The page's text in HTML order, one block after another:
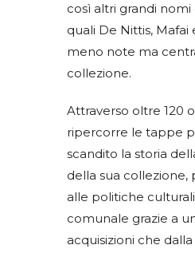
così altri grandi nomi
quali De Nittis, Mafai
meno note ma
collezione.
Attraverso oltre 120
ripercorre le tappe
scandito la storia
della sua
alle politiche
comunale grazie a
acquisizioni che